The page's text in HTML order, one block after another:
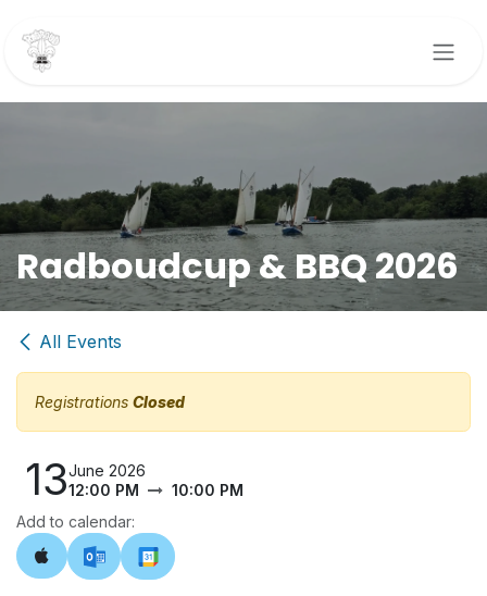
Radboudcup & BBQ 2026
All Events
Registrations Closed
13June 2026
12:00 PM
10:00 PM
Add to calendar: